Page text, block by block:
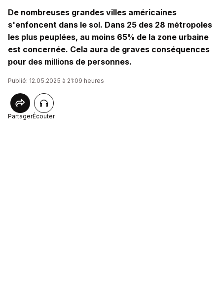
De nombreuses grandes villes américaines
s'enfoncent dans le sol. Dans 25 des 28 métropoles
les plus peuplées, au moins 65% de la zone urbaine
est concernée. Cela aura de graves conséquences
pour des millions de personnes.
Publié: 12.05.2025 à 21:09 heures
PartagerÉcouter